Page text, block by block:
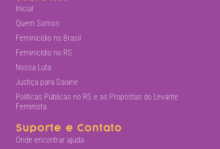
Inicial
Quem Somos
Feminicídio no Brasil
Feminicídio no RS
Nossa Luta
Justiça para Daiane
Políticas Públicas no RS e as Propostas do Levante
Feminista
Suporte e Contato
Onde encontrar ajuda